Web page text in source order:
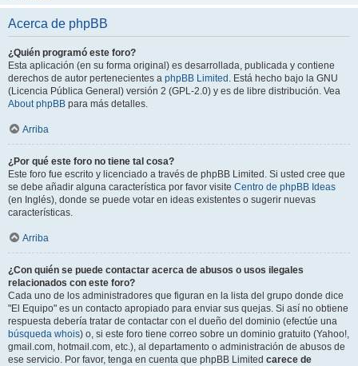
Acerca de phpBB
¿Quién programó este foro?
Esta aplicación (en su forma original) es desarrollada, publicada y contiene
derechos de autor pertenecientes a phpBB Limited . Está hecho bajo la GNU
(Licencia Pública General) versión 2 (GPL-2.0) y es de libre distribución. Vea
About phpBB para más detalles.
Arriba
¿Por qué este foro no tiene tal cosa?
Este foro fue escrito y licenciado a través de phpBB Limited. Si usted cree que
se debe añadir alguna característica por favor visite Centro de phpBB Ideas
(en Inglés), donde se puede votar en ideas existentes o sugerir nuevas
características.
Arriba
¿Con quién se puede contactar acerca de abusos o usos ilegales
relacionados con este foro?
Cada uno de los administradores que figuran en la lista del grupo donde dice
"El Equipo" es un contacto apropiado para enviar sus quejas. Si así no obtiene
respuesta debería tratar de contactar con el dueño del dominio (efectúe una
búsqueda whois) o, si este foro tiene correo sobre un dominio gratuito (Yahoo!,
gmail.com, hotmail.com, etc.), al departamento o administración de abusos de
ese servicio. Por favor, tenga en cuenta que phpBB Limited carece de